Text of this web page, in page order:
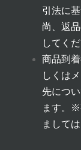
引法に
尚、返
してくだ
商品到
しくは
先につ
ます。
※
まして